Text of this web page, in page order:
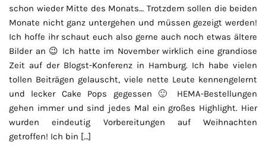
schon wieder Mitte des Monats… Trotzdem sollen die beiden
Monate nicht ganz untergehen und müssen gezeigt werden!
Ich hoffe ihr schaut euch also gerne auch noch etwas ältere
Bilder an 😉 Ich hatte im November wirklich eine grandiose
Zeit auf der Blogst-Konferenz in Hamburg. Ich habe vielen
tollen Beiträgen gelauscht, viele nette Leute kennengelernt
und lecker Cake Pops gegessen 🙂 HEMA-Bestellungen
gehen immer und sind jedes Mal ein großes Highlight. Hier
wurden eindeutig Vorbereitungen auf Weihnachten
getroffen! Ich bin […]